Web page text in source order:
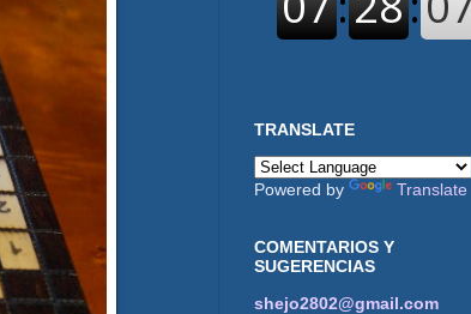
TRANSLATE
Powered by Translate
COMENTARIOS Y
SUGERENCIAS
shejo2802@gmail.com